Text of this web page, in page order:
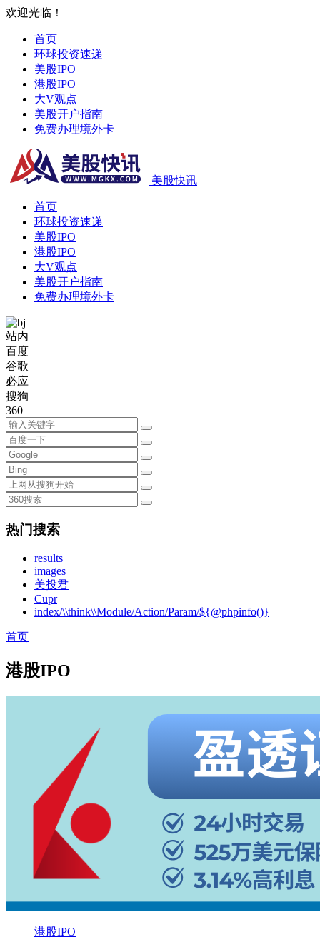
欢迎光临！
首页
环球投资速递
美股IPO
港股IPO
大V观点
美股开户指南
免费办理境外卡
美股快讯
首页
环球投资速递
美股IPO
港股IPO
大V观点
美股开户指南
免费办理境外卡
站内
百度
谷歌
必应
搜狗
360
热门搜索
results
images
美投君
Cupr
index/\\think\\Module/Action/Param/${@phpinfo()}
首页
港股IPO
港股IPO